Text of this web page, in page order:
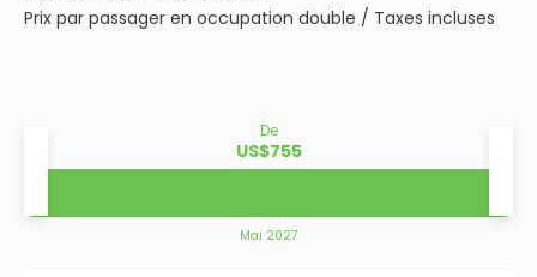
Prix par passager en occupation double / Taxes incluses
De
US$755
Mai 2027